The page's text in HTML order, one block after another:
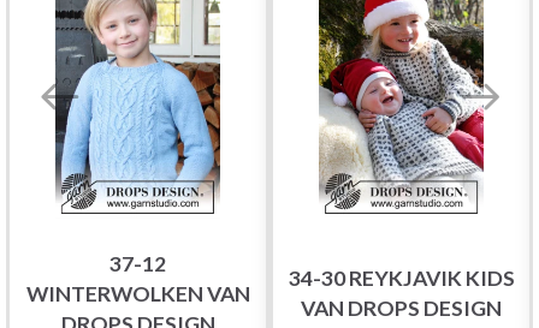
37-12
WINTERWOLKEN VAN
34-30 REYKJAVIK KIDS
VAN DROPS DESIGN